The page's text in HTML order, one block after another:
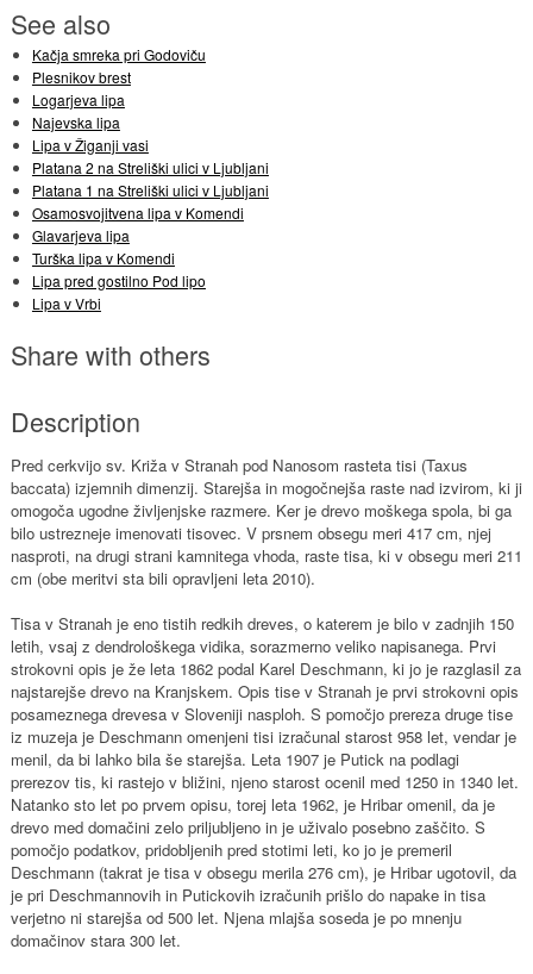
See also
Kačja smreka pri Godoviču
Plesnikov brest
Logarjeva lipa
Najevska lipa
Lipa v Žiganji vasi
Platana 2 na Streliški ulici v Ljubljani
Platana 1 na Streliški ulici v Ljubljani
Osamosvojitvena lipa v Komendi
Glavarjeva lipa
Turška lipa v Komendi
Lipa pred gostilno Pod lipo
Lipa v Vrbi
Share with others
Description
Pred cerkvijo sv. Križa v Stranah pod Nanosom rasteta tisi (Taxus
baccata) izjemnih dimenzij. Starejša in mogočnejša raste nad izvirom, ki ji
omogoča ugodne življenjske razmere. Ker je drevo moškega spola, bi ga
bilo ustrezneje imenovati tisovec. V prsnem obsegu meri 417 cm, njej
nasproti, na drugi strani kamnitega vhoda, raste tisa, ki v obsegu meri 211
cm (obe meritvi sta bili opravljeni leta 2010).
Tisa v Stranah je eno tistih redkih dreves, o katerem je bilo v zadnjih 150
letih, vsaj z dendrološkega vidika, sorazmerno veliko napisanega. Prvi
strokovni opis je že leta 1862 podal Karel Deschmann, ki jo je razglasil za
najstarejše drevo na Kranjskem. Opis tise v Stranah je prvi strokovni opis
posameznega drevesa v Sloveniji nasploh. S pomočjo prereza druge tise
iz muzeja je Deschmann omenjeni tisi izračunal starost 958 let, vendar je
menil, da bi lahko bila še starejša. Leta 1907 je Putick na podlagi
prerezov tis, ki rastejo v bližini, njeno starost ocenil med 1250 in 1340 let.
Natanko sto let po prvem opisu, torej leta 1962, je Hribar omenil, da je
drevo med domačini zelo priljubljeno in je uživalo posebno zaščito. S
pomočjo podatkov, pridobljenih pred stotimi leti, ko jo je premeril
Deschmann (takrat je tisa v obsegu merila 276 cm), je Hribar ugotovil, da
je pri Deschmannovih in Putickovih izračunih prišlo do napake in tisa
verjetno ni starejša od 500 let. Njena mlajša soseda je po mnenju
domačinov stara 300 let.